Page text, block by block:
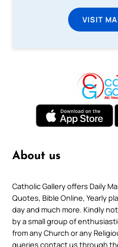
VISIT
About us
Catholic Gallery offers Daily
Quotes, Bible Online, Yearly
day and much more. Kindly
by a small group of
from any Church or any
queries contact us through